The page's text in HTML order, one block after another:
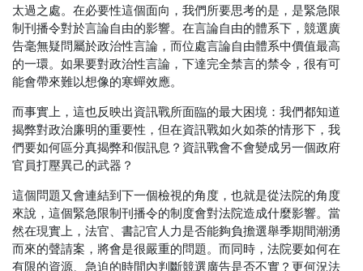
太過之處。在必要性這個面向，我們所要思考的是，是緊急限
制刊播令對於言論自由的影響。在言論自由的體系下，競選廣
告毫無疑問屬於政治性言論，而位處言論自由體系中價值最高
的一環。如果要對政治性言論，下達完全禁言的禁令，很有可
能會帶來難以想像的寒蟬效應。
而事實上，這也反映出資訊戰所面臨的最大困境：我們都知道
揭弊對政治廉明的重要性，但在資訊戰如火如荼的情形下，我
們要如何區分真揭弊和假訊息？資訊戰會不會變成另一個政府
官員打壓異己的武器？
這個問題又會連結到下一個檢視的角度，也就是從法院的角度
來說，這個緊急限制刊播令的制度會對法院造成什麼影響。當
然在現實上，法官、書記官人力是否能夠負擔選舉季期間潮湧
而來的聲請案，將會是很嚴重的問題。而同時，法院要如何在
有限的資源、急迫的時間內判斷競選廣告是否不實？更何況法